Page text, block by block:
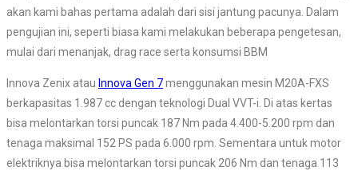
akan kami bahas pertama adalah dari sisi jantung pacunya. Dalam
pengujian ini, seperti biasa kami melakukan beberapa pengetesan,
mulai dari menanjak, drag race serta konsumsi BBM
Innova Zenix atau Innova Gen 7menggunakan mesin M20A-FXS
berkapasitas 1.987 cc dengan teknologi Dual VVT-i. Di atas kertas
bisa melontarkan torsi puncak 187 Nm pada 4.400-5.200 rpm dan
tenaga maksimal 152 PS pada 6.000 rpm. Sementara untuk motor
elektriknya bisa melontarkan torsi puncak 206 Nm dan tenaga 113